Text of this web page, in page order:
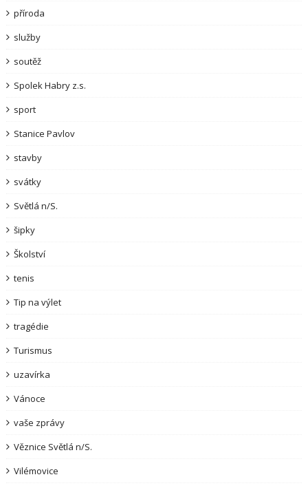
příroda
služby
soutěž
Spolek Habry z.s.
sport
Stanice Pavlov
stavby
svátky
Světlá n/S.
šipky
Školství
tenis
Tip na výlet
tragédie
Turismus
uzavírka
Vánoce
vaše zprávy
Věznice Světlá n/S.
Vilémovice